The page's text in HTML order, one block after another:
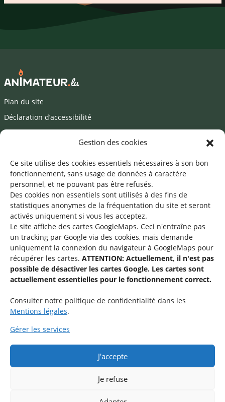
Gestion des cookies
Ce site utilise des cookies essentiels nécessaires à son bon
fonctionnement, sans usage de données à caractère
personnel, et ne pouvant pas être refusés.
Des cookies non essentiels sont utilisés à des fins de
statistiques anonymes de la fréquentation du site et seront
activés uniquement si vous les acceptez.
Le site affiche des cartes GoogleMaps. Ceci n'entraîne pas
un tracking par Google via des cookies, mais demande
uniquement la connexion du navigateur à GoogleMaps pour
récupérer les cartes. ATTENTION: Actuellement, il n'est pas
possible de désactiver les cartes Google. Les cartes sont
actuellement essentielles pour le fonctionnement correct.
Consulter notre politique de confidentialité dans les
Mentions légales.
Gérer les services
J'accepte
Je refuse
Plan du site
Déclaration d’accessibilité
Mentions légales
Une offre du
Service national de la jeunesse
48-50 rue Charles Martel
Rejoignez le groupe « Aide-Animateur / Animateur / Aide-